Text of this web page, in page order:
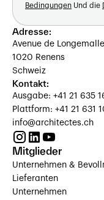
Bedingungen Und die
Adresse:
Avenue de Longemalle
1020 Renens
Schweiz
Kontakt:
Ausgabe: +41 21 635
Plattform: +41 21 631
info@architectes.ch
Mitglieder
Unternehmen &
Lieferanten
Unternehmen